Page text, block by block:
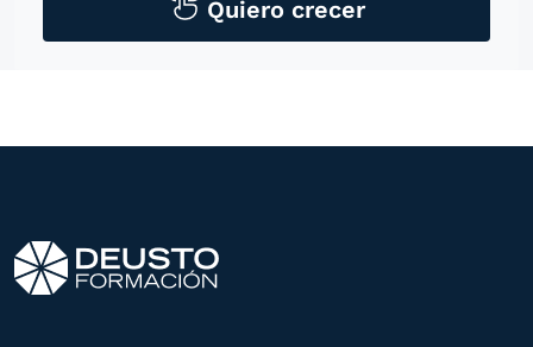
mensajería instantánea, con el fin de
otros directamente relacionados con el
correspondiente. Compartiremos su
solicitud con las empresas que conforman
Quiero crecer